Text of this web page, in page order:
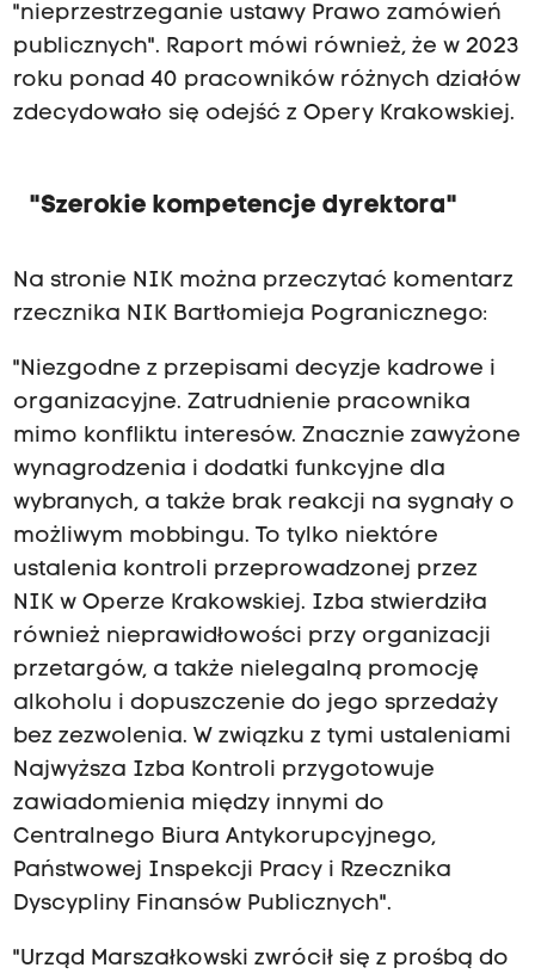
"nieprzestrzeganie ustawy Prawo zamówień
publicznych". Raport mówi również, że w 2023
roku ponad 40 pracowników różnych działów
zdecydowało się odejść z Opery Krakowskiej.
"Szerokie kompetencje dyrektora"
Na stronie NIK można przeczytać komentarz
rzecznika NIK Bartłomieja Pogranicznego:
"Niezgodne z przepisami decyzje kadrowe i
organizacyjne. Zatrudnienie pracownika
mimo konfliktu interesów. Znacznie zawyżone
wynagrodzenia i dodatki funkcyjne dla
wybranych, a także brak reakcji na sygnały o
możliwym mobbingu. To tylko niektóre
ustalenia kontroli przeprowadzonej przez
NIK w Operze Krakowskiej. Izba stwierdziła
również nieprawidłowości przy organizacji
przetargów, a także nielegalną promocję
alkoholu i dopuszczenie do jego sprzedaży
bez zezwolenia. W związku z tymi ustaleniami
Najwyższa Izba Kontroli przygotowuje
zawiadomienia między innymi do
Centralnego Biura Antykorupcyjnego,
Państwowej Inspekcji Pracy i Rzecznika
Dyscypliny Finansów Publicznych".
"Urząd Marszałkowski zwrócił się z prośbą do